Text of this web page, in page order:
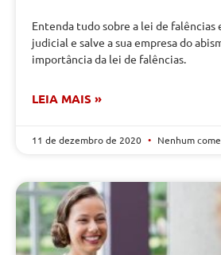
Entenda tudo sobre a lei de falências
judicial e salve a sua empresa do
importância da lei de falências.
LEIA MAIS »
11 de dezembro de 2020 Nenhum